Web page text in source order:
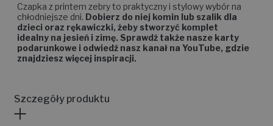
Czapka z printem zebry to praktyczny i stylowy wybór na
chłodniejsze dni. Dobierz do niej komin lub szalik dla
dzieci oraz rękawiczki, żeby stworzyć komplet
idealny na jesień i zimę. Sprawdź także nasze karty
podarunkowe i odwiedź nasz kanał na YouTube, gdzie
znajdziesz więcej inspiracji.
Szczegóły produktu